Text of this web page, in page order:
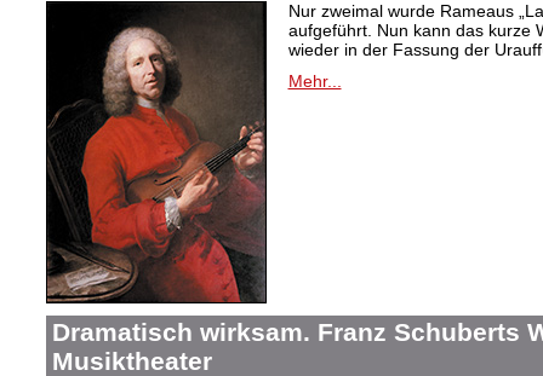
Nur zweimal wurde Rameaus
aufgeführt. Nun kann das kurze
wieder in der Fassung der
Mehr...
Dramatisch wirksam. Franz Schuberts
Musiktheater